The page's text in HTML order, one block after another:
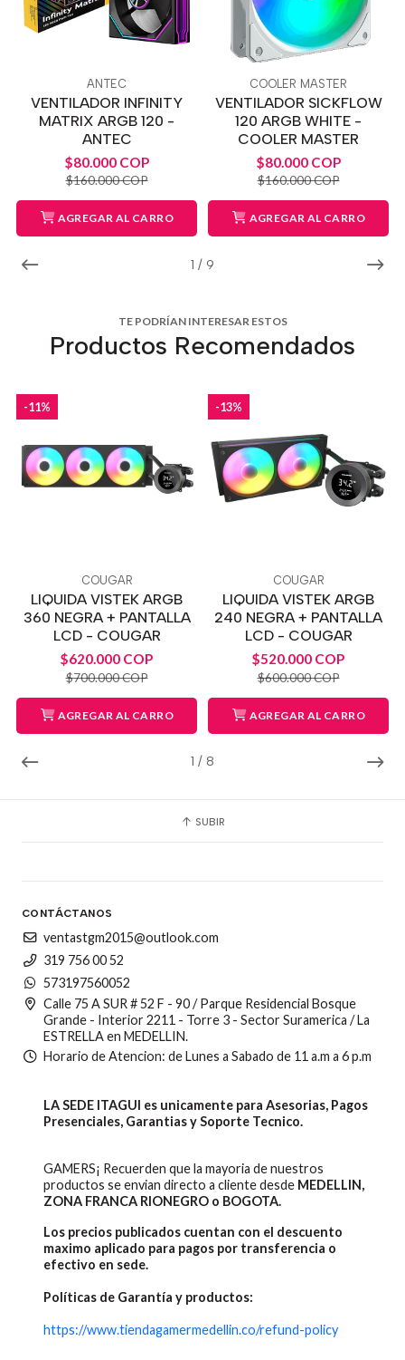
1 / 9
ANTEC
VENTILADOR INFINITY
MATRIX ARGB 120 -
ANTEC
$80.000 COP
$160.000 COP
AGREGAR AL CARRO
COOLER MASTER
VENTILADOR SICKFLOW
120 ARGB WHITE -
COOLER MASTER
$80.000 COP
$160.000 COP
AGREGAR AL CARRO
TE PODRÍAN INTERESAR ESTOS
Productos Recomendados
1 / 8
-11%
COUGAR
LIQUIDA VISTEK ARGB
360 NEGRA + PANTALLA
LCD - COUGAR
$620.000 COP
$700.000 COP
AGREGAR AL CARRO
-13%
COUGAR
LIQUIDA VISTEK ARGB
240 NEGRA + PANTALLA
LCD - COUGAR
$520.000 COP
$600.000 COP
AGREGAR AL CARRO
SUBIR
CONTÁCTANOS
ventastgm2015@outlook.com
319 756 00 52
573197560052
Calle 75 A SUR # 52 F - 90 / Parque Residencial Bosque
Grande - Interior 2211 - Torre 3 - Sector Suramerica / La
ESTRELLA en MEDELLIN.
Horario de Atencion: de Lunes a Sabado de 11 a.m a 6 p.m
LA SEDE ITAGUI es unicamente para Asesorias, Pagos
Presenciales, Garantias y Soporte Tecnico.
GAMERS¡ Recuerden que la mayoria de nuestros
productos se envian directo a cliente desde MEDELLIN,
ZONA FRANCA RIONEGRO o BOGOTA.
Los precios publicados cuentan con el descuento
maximo aplicado para pagos por transferencia o
efectivo en sede.
Políticas de Garantía y productos:
https://www.tiendagamermedellin.co/refund-policy